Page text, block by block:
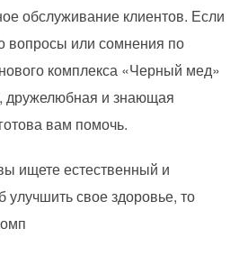
обслуживание клиентов. Если
вопросы или сомнения по
комплекса «Черный мед»
дружелюбная и знающая
вам помочь.
ищете естественный и
свое здоровье, то